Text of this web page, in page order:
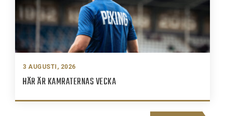
3 AUGUSTI, 2026
HÄR ÄR KAMRATERNAS VECKA